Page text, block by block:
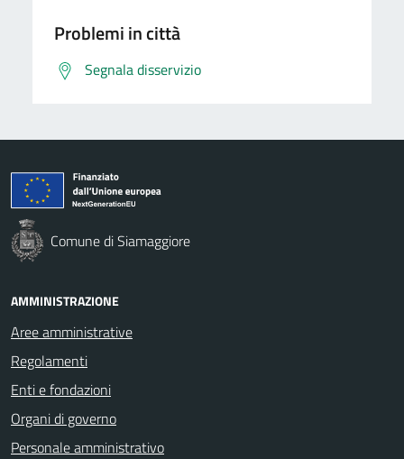
Problemi in città
Segnala disservizio
Comune di Siamaggiore
AMMINISTRAZIONE
Aree amministrative
Regolamenti
Enti e fondazioni
Organi di governo
Personale amministrativo